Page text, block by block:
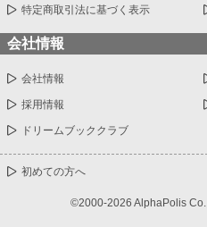
特定商取引法に基づく表示
会社情報
会社情報
採用情報
ドリームブッククラブ
初めての方へ
©2000-2026 AlphaPolis